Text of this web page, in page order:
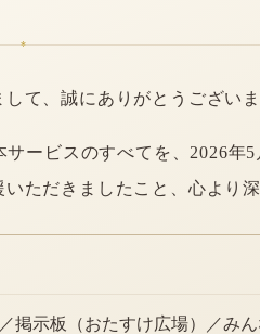
*
て、誠にありがとうございま
ービスのすべてを、2026年
ただきましたこと、心より
掲示板（おたすけ広場）／み